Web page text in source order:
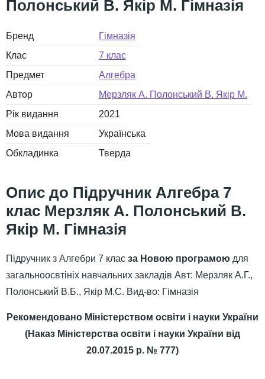
Полонський В. Якір М. Гімназія
Бренд
Гімназія
Клас
7 клас
Предмет
Алгебра
Автор
Мерзляк А. Полонський В. Якір М.
Рік видання
2021
Мова видання
Українська
Обкладинка
Тверда
Підручник Алгебра 7
клас Мерзляк А. Полонський В.
Якір М. Гімназія
Підручник з Алгебри 7 клас за Новою програмою для
загальноосвтініх навчальних закладів Авт: Мерзляк А.Г.,
Полонський В.Б., Якір М.С. Вид-во: Гімназія
Рекомендовано Міністерством освіти і науки України
(Наказ Міністерства освіти і науки України від
20.07.2015 р. № 777)